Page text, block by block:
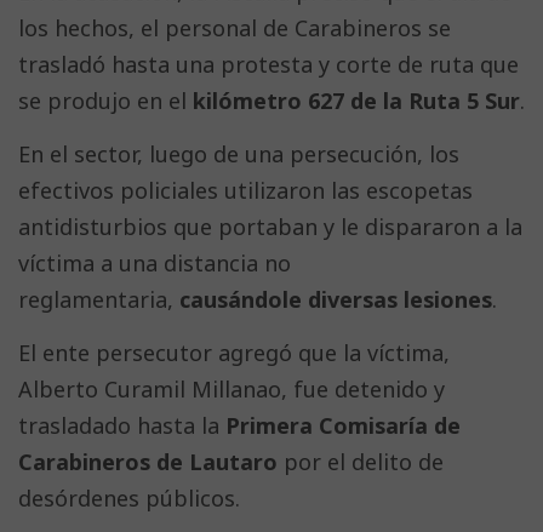
los hechos, el personal de Carabineros se
trasladó hasta una protesta y corte de ruta que
se produjo en el kilómetro 627 de la Ruta 5 Sur.
En el sector, luego de una persecución, los
efectivos policiales utilizaron las escopetas
antidisturbios que portaban y le dispararon a la
víctima a una distancia no
reglamentaria, causándole diversas lesiones.
El ente persecutor agregó que la víctima,
Alberto Curamil Millanao, fue detenido y
trasladado hasta la Primera Comisaría de
Carabineros de Lautaro por el delito de
desórdenes públicos.